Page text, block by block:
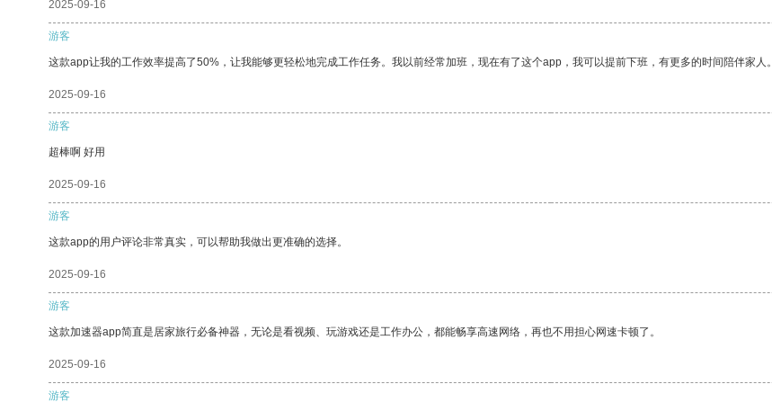
2025-09-16
游客
这款app让我的工作效率提高了50%，让我能够更轻松地完成工作任务。我以前经常加班，现在有了这个app，我可以提前下班，有更多的时间陪伴家人。
2025-09-16
游客
超棒啊 好用
2025-09-16
游客
这款app的用户评论非常真实，可以帮助我做出更准确的选择。
2025-09-16
游客
这款加速器app简直是居家旅行必备神器，无论是看视频、玩游戏还是工作办公，都能畅享高速网络，再也不用担心网速卡顿了。
2025-09-16
游客